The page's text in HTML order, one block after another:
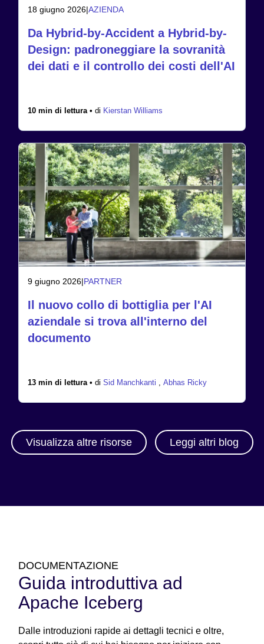
18 giugno 2026|AZIENDA
Da Hybrid-by-Accident a Hybrid-by-
Design: padroneggiare la sovranità
dei dati e il controllo dei costi dell'AI
10 min di lettura • di Kierstan Williams
9 giugno 2026|PARTNER
Il nuovo collo di bottiglia per l'AI
aziendale si trova all'interno del
documento
13 min di lettura • di Sid Manchkanti , Abhas Ricky
Visualizza altre risorse Leggi altri blog
DOCUMENTAZIONE
Guida introduttiva ad
Apache Iceberg
Dalle introduzioni rapide ai dettagli tecnici e oltre,